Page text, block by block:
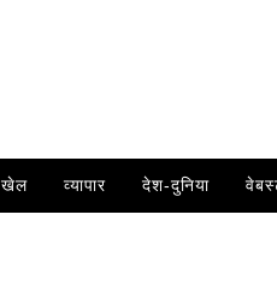
खेल व्यापार देश-दुनिया